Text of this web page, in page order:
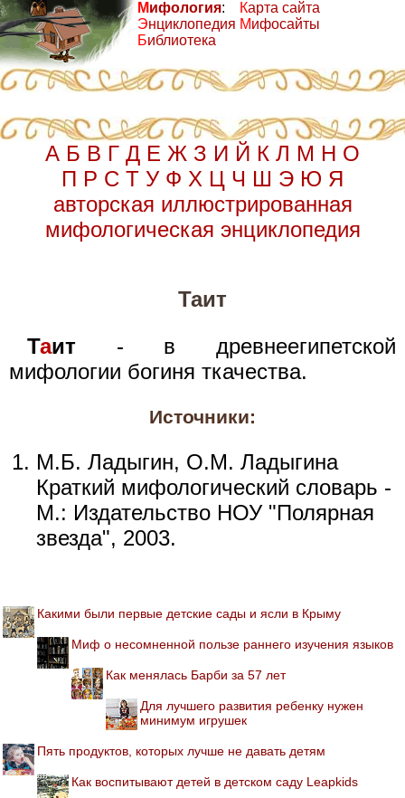
Мифология:
Энциклопедия
Библиотека
Карта сайта
Мифосайты
А Б В Г Д Е Ж З И Й К Л М Н О
П Р С Т У Ф Х Ц Ч Ш Э Ю Я
авторская иллюстрированная
мифологическая энциклопедия
Таит
Таит - в древнеегипетской
мифологии богиня ткачества.
Источники:
М.Б. Ладыгин, О.М. Ладыгина
Краткий мифологический словарь -
М.: Издательство НОУ "Полярная
звезда", 2003.
Какими были первые детские сады и ясли в Крыму
Миф о несомненной пользе раннего изучения языков
Как менялась Барби за 57 лет
Для лучшего развития ребенку нужен
минимум игрушек
Пять продуктов, которых лучше не давать детям
Как воспитывают детей в детском саду Leapkids